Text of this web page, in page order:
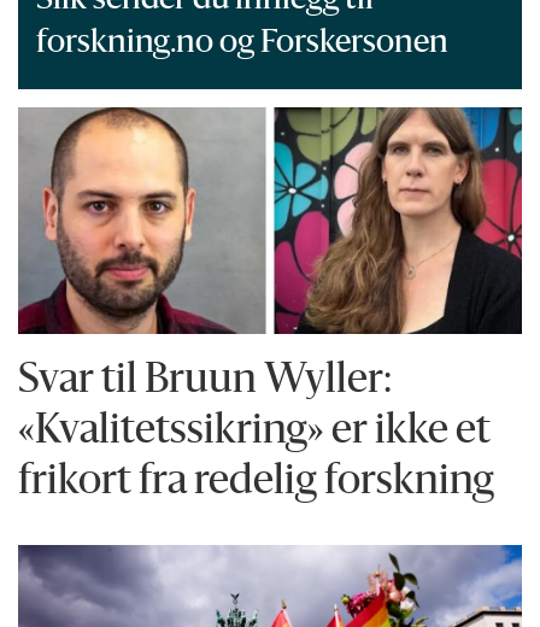
forskning.no og Forskersonen
Svar til Bruun Wyller:
«Kvalitetssikring» er ikke et
frikort fra redelig forskning